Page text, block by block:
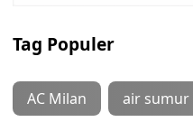
Tag Populer
AC Milan air sumur